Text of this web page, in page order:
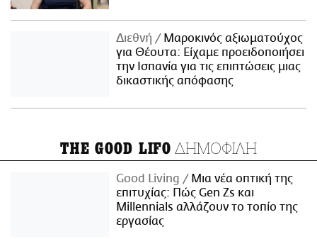
Διεθνή
Μαροκινός αξιωματούχος
για Θέουτα: Είχαμε προειδοποιήσει
την Ισπανία για τις επιπτώσεις μιας
δικαστικής απόφασης
THE GOOD LIFO ΔΗΜΟΦΙΛΗ
Good Living
Μια νέα οπτική της
επιτυχίας: Πώς Gen Zs και
Millennials αλλάζουν το τοπίο της
εργασίας